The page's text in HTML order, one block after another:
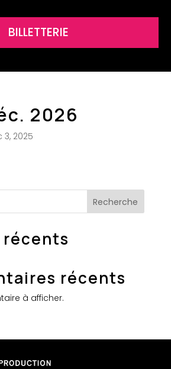
BILLETTERIE
2026
3, 2025
Recherche
récents
à afficher.